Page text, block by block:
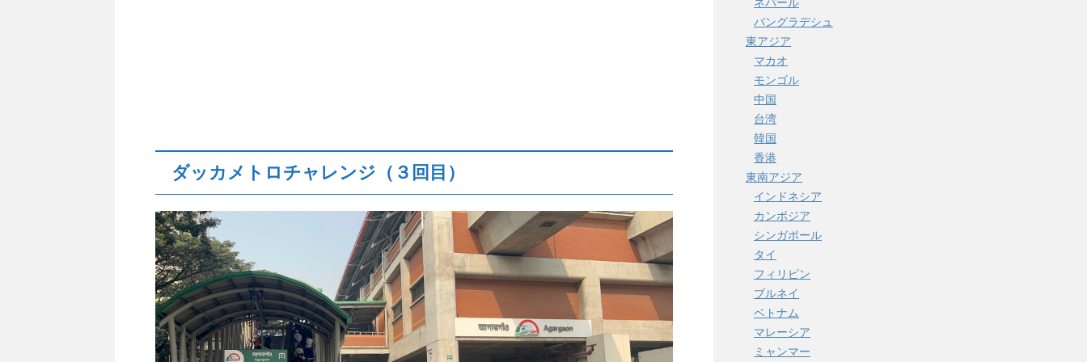
ダッカメトロチャレンジ（３回目）
ネパール
バングラデシュ
東アジア
マカオ
モンゴル
中国
台湾
韓国
香港
東南アジア
インドネシア
カンボジア
シンガポール
タイ
フィリピン
ブルネイ
ベトナム
マレーシア
ミャンマー